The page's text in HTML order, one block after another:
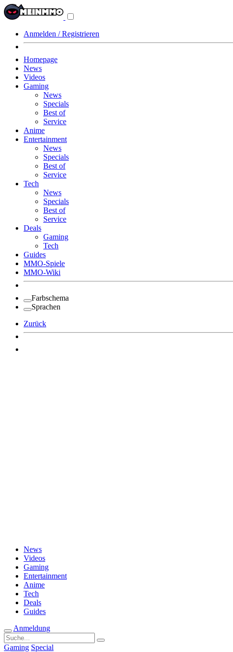
Anmelden / Registrieren
Homepage
News
Videos
Gaming
News
Specials
Best of
Service
Anime
Entertainment
News
Specials
Best of
Service
Tech
News
Specials
Best of
Service
Deals
Gaming
Tech
Guides
MMO-Spiele
MMO-Wiki
Farbschema
Sprachen
Zurück
News
Videos
Gaming
Entertainment
Anime
Tech
Deals
Guides
Anmeldung
Suche
nach:
Gaming Special